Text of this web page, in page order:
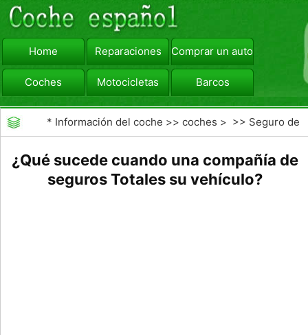
Home Reparaciones Comprar un automóvil
Coches Motocicletas Barcos
viajar Camiones
* Información del coche >>coches > >> Seguro de
automóviles
¿Qué sucede cuando una compañía de
seguros Totales su vehículo?